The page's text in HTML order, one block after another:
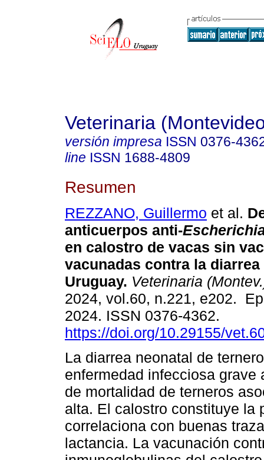
Veterinaria
versión impresa ISSN 0376-
line ISSN 1688-4809
Resumen
REZZANO, Guillermo et al.
anticuerpos anti-
en calostro de vacas sin
vacunadas contra la diarrea
Uruguay. Veterinaria
2024, vol.60, n.221, e202.
2024. ISSN 0376-4362.
https://doi.org/10.29155/
La diarrea neonatal de
enfermedad infecciosa grave
de mortalidad de terneros
alta. El calostro constituye la
correlaciona con buenas
lactancia. La vacunación